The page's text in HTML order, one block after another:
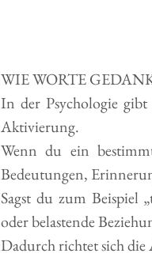
WIE WORTE
In der Psychologie gibt
Aktivierung.
Wenn du ein
Bedeutungen,
Sagst du zum Beispiel
oder belastende
Dadurch richtet sich die